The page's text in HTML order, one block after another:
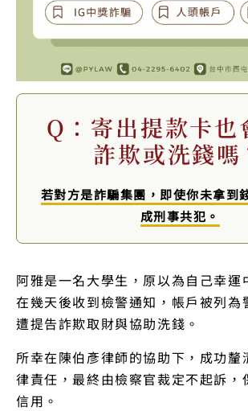
Q：寄出提款卡也
詐欺或洗錢嗎
若對方是詐騙集團，即使你未拿到
成刑事共犯。
阿雅是一名大學生，原以為自己幸運
在幾天後收到檢警通知，帳戶被列為
遭提告詐欺取財與協助洗錢。
所幸在陳伯彥律師的協助下，成功釐
律責任，最終由檢察官裁定不起訴，
信用。